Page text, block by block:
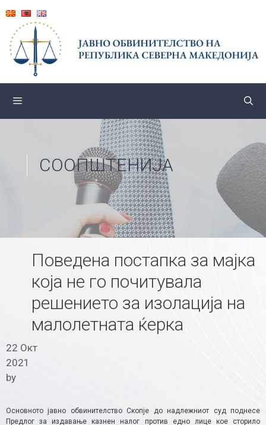
content
СООПШТЕНИЈА
Поведена постапка за мајка
која не го почитувала
решението за изолација на
малолетната ќерка
22 Окт
2021
by
Основното јавно обвинителство Скопје до надлежниот суд поднесе
Предлог за издавање казнен налог против едно лице кое сторило